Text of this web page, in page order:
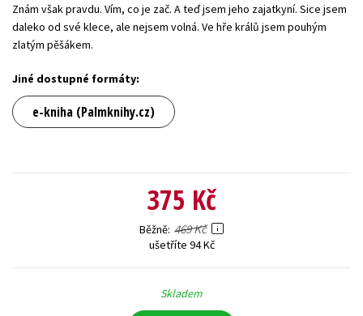
Znám však pravdu. Vím, co je zač. A teď jsem jeho zajatkyní. Sice jsem
daleko od své klece, ale nejsem volná. Ve hře králů jsem pouhým
zlatým pěšákem.
Jiné dostupné formáty:
e-kniha (Palmknihy.cz)
375 Kč
Běžně 469 Kč
ušetříte 94 Kč
Skladem